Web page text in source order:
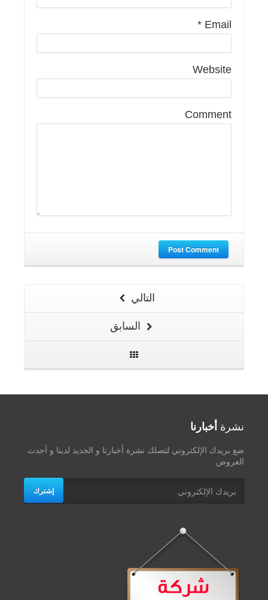
Email
*
Website
Comment
Post Comment
التالي
السابق
نشرة أخبارنا
ضع بريدك الإلكتروني لتصلك نشرة أخبارنا و الجديد لدينا و أحدث
العروض
إشترك